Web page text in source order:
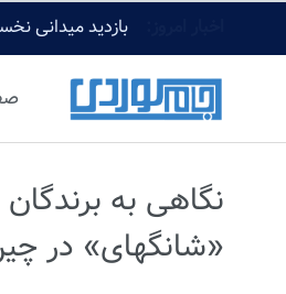
بازدید میدانی
نگاهی به
«شانگهای» در